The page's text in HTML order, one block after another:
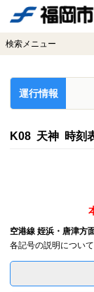
検索メニュー
運行情報
K08 天神 時刻
空港線 姪浜・唐津方
各記号の説明につい